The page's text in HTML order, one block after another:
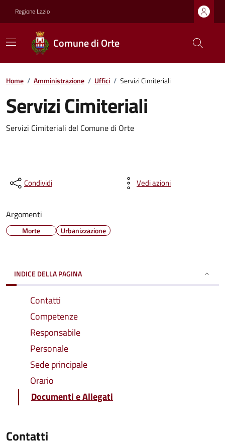
Regione Lazio
Comune di Orte
Home / Amministrazione / Uffici / Servizi Cimiteriali
Servizi Cimiteriali
Servizi Cimiteriali del Comune di Orte
Condividi Vedi azioni
Argomenti
Morte Urbanizzazione
INDICE DELLA PAGINA
Contatti
Competenze
Responsabile
Personale
Sede principale
Orario
Documenti e Allegati
Contatti